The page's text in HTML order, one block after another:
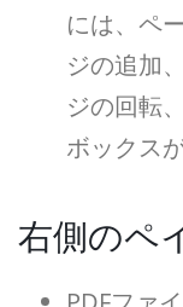
には、ペ
ジの追加
ジの回転
ボックス
右側のペ